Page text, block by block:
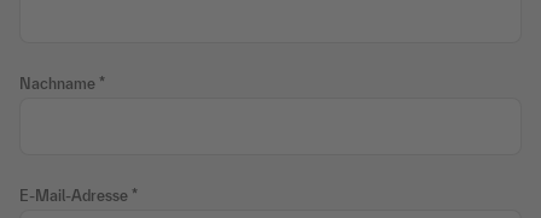
Nachname
E-Mail-Adresse